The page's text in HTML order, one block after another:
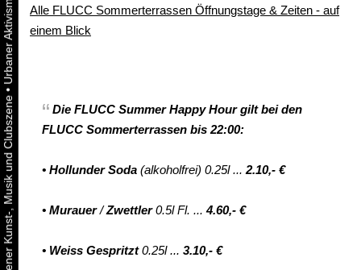
•
Alle FLUCC Sommerterrassen Öffnungstage & Zeiten - auf
einem Blick
Die FLUCC Summer Happy Hourgilt bei den
FLUCC Sommerterrassen bis 22:00:
• Hollunder Soda (alkoholfrei) 0.25l ... 2.10,- €
• Murauer/Zwettler0.5l Fl. ... 4.60,- €
• Weiss Gespritzt0.25l ... 3.10,- €